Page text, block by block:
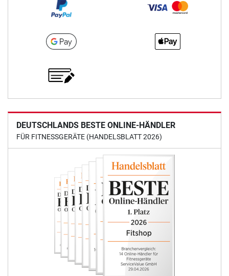
DEUTSCHLANDS BESTE ONLINE-HÄNDLER
FÜR FITNESSGERÄTE (HANDELSBLATT 2026)